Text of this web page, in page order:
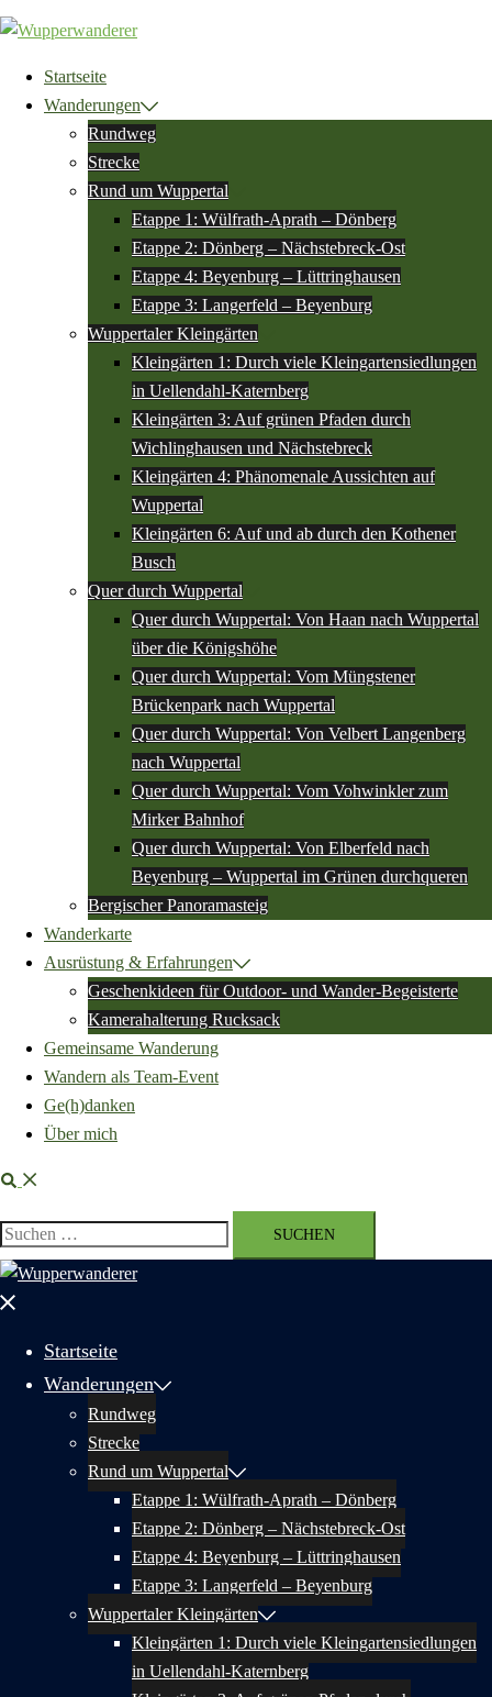
Zum
Inhalt
springenStartseite
Wanderungen
Rundweg
Strecke
Rund um Wuppertal
Etappe 1: Wülfrath-Aprath – Dönberg
Etappe 2: Dönberg – Nächstebreck-Ost
Etappe 4: Beyenburg – Lüttringhausen
Etappe 3: Langerfeld – Beyenburg
Wuppertaler Kleingärten
Kleingärten 1: Durch viele Kleingartensiedlungen
in Uellendahl-Katernberg
Kleingärten 3: Auf grünen Pfaden durch
Wichlinghausen und Nächstebreck
Kleingärten 4: Phänomenale Aussichten auf
Wuppertal
Kleingärten 6: Auf und ab durch den Kothener
Busch
Quer durch Wuppertal
Quer durch Wuppertal: Von Haan nach Wuppertal
über die Königshöhe
Quer durch Wuppertal: Vom Müngstener
Brückenpark nach Wuppertal
Quer durch Wuppertal: Von Velbert Langenberg
nach Wuppertal
Quer durch Wuppertal: Vom Vohwinkler zum
Mirker Bahnhof
Quer durch Wuppertal: Von Elberfeld nach
Beyenburg – Wuppertal im Grünen durchqueren
Bergischer Panoramasteig
Wanderkarte
Ausrüstung & Erfahrungen
Geschenkideen für Outdoor- und Wander-Begeisterte
Kamerahalterung Rucksack
Gemeinsame Wanderung
Wandern als Team-Event
Ge(h)danken
Über mich
Suche
Suchen
nach:
Menü
Startseite
Wanderungen
Rundweg
Strecke
Rund um Wuppertal
Etappe 1: Wülfrath-Aprath – Dönberg
Etappe 2: Dönberg – Nächstebreck-Ost
Etappe 4: Beyenburg – Lüttringhausen
Etappe 3: Langerfeld – Beyenburg
Wuppertaler Kleingärten
Kleingärten 1: Durch viele Kleingartensiedlungen
in Uellendahl-Katernberg